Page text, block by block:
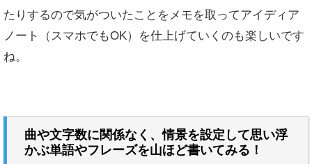
たりするので気がついたことをメモを取ってアイディア
ノート（スマホでもOK）を仕上げていくのも楽しいです
ね。
曲や文字数に関係なく、情景を設定して思い浮
かぶ単語やフレーズを山ほど書いてみる！